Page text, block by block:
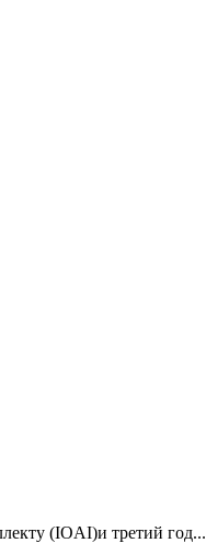
(IOAI)и третий год...